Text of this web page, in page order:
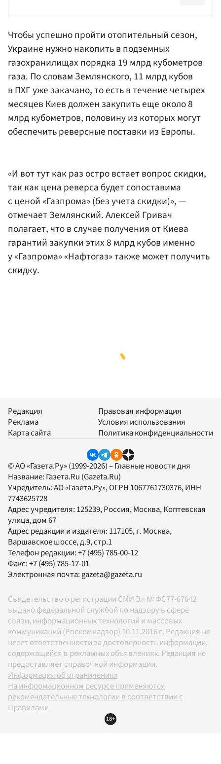
Чтобы успешно пройти отопительный сезон,
Украине нужно накопить в подземных
газохранилищах порядка 19 млрд кубометров
газа. По словам Землянского, 11 млрд кубов
в ПХГ уже закачано, то есть в течение четырех
месяцев Киев должен закупить еще около 8
млрд кубометров, половину из которых могут
обеспечить реверсные поставки из Европы.
«И вот тут как раз остро встает вопрос скидки,
так как цена реверса будет сопоставима
с ценой «Газпрома» (без учета скидки)», —
отмечает Землянский. Алексей Гривач
полагает, что в случае получения от Киева
гарантий закупки этих 8 млрд кубов именно
у «Газпрома» «Нафтогаз» также может получить
скидку.
Редакция
Реклама
Карта сайта
Правовая информация
Условия использования
Политика конфиденциальности
© АО «Газета.Ру» (1999-2026) – Главные новости дня
Название: Газета.Ru (Gazeta.Ru)
Учредитель:АО «Газета.Ру», ОГРН 1067761730376, ИНН
7743625728
Адрес учредителя: 125239, Россия, Москва, Коптевская
улица, дом 67
Адрес редакции и издателя: 117105, г. Москва,
Варшавское шоссе, д.9, стр.1
Телефон редакции:+7 (495) 785-00-12
Факс:+7 (495) 785-17-01
Электронная почта: gazeta@gazeta.ru
Свидетельство о регистрации СМИ Эл № ФС77-67642
выдано федеральной службой по надзору в сфере
связи, информационных технологий и массовых
коммуникаций (Роскомнадзор) 10.11.2016 г. Редакция не
несет ответственности за достоверность информации,
содержащейся в рекламных объявлениях. Редакция не
предоставляет справочной информации.
Информация об ограничениях
На информационном ресурсе применяются
рекомендательные технологии в соответствии с
Правилами
18+